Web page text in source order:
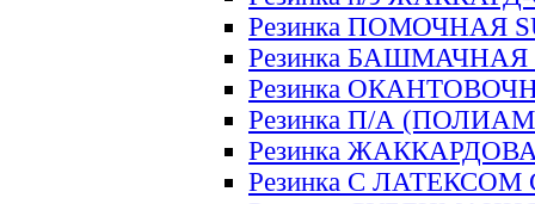
Резинка ПОМОЧНАЯ
Резинка БАШМАЧНАЯ
Резинка
Резинка П/А
Резинка
Резинка С ЛАТЕКСОМ